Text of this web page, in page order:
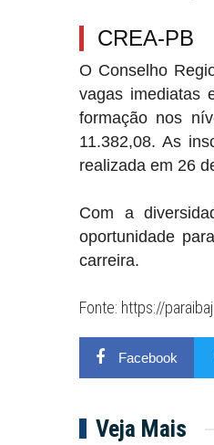
CREA-PB
O Conselho
vagas imediatas
formação nos
11.382,08. As
realizada em 26
Com a
oportunidade
carreira.
Fonte: https://
Facebook
Veja Mais